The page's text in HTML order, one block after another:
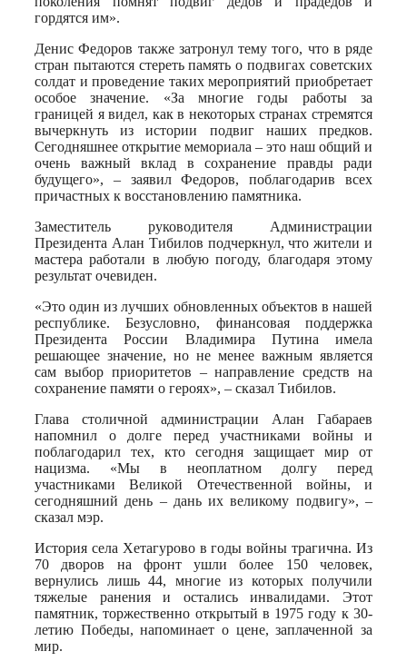
гордятся им».
Денис Федоров также затронул тему того, что в ряде
стран пытаются стереть память о подвигах советских
солдат и проведение таких мероприятий приобретает
особое значение. «За многие годы работы за
границей я видел, как в некоторых странах стремятся
вычеркнуть из истории подвиг наших предков.
Сегодняшнее открытие мемориала – это наш общий и
очень важный вклад в сохранение правды ради
будущего», – заявил Федоров, поблагодарив всех
причастных к восстановлению памятника.
Заместитель руководителя Администрации
Президента Алан Тибилов подчеркнул, что жители и
мастера работали в любую погоду, благодаря этому
результат очевиден.
«Это один из лучших обновленных объектов в нашей
республике. Безусловно, финансовая поддержка
Президента России Владимира Путина имела
решающее значение, но не менее важным является
сам выбор приоритетов – направление средств на
сохранение памяти о героях», – сказал Тибилов.
Глава столичной администрации Алан Габараев
напомнил о долге перед участниками войны и
поблагодарил тех, кто сегодня защищает мир от
нацизма. «Мы в неоплатном долгу перед
участниками Великой Отечественной войны, и
сегодняшний день – дань их великому подвигу», –
сказал мэр.
История села Хетагурово в годы войны трагична. Из
70 дворов на фронт ушли более 150 человек,
вернулись лишь 44, многие из которых получили
тяжелые ранения и остались инвалидами. Этот
памятник, торжественно открытый в 1975 году к 30-
летию Победы, напоминает о цене, заплаченной за
мир.